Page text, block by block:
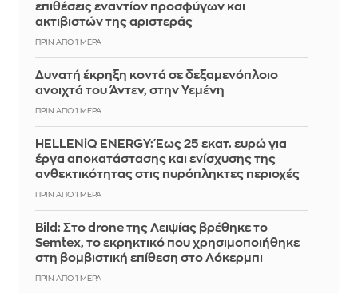
επιθέσεις εναντίον προσφύγων και
ακτιβιστών της αριστεράς
ΠΡΙΝ ΑΠΌ 1 ΜΈΡΑ
Δυνατή έκρηξη κοντά σε δεξαμενόπλοιο
ανοιχτά του Άντεν, στην Υεμένη
ΠΡΙΝ ΑΠΌ 1 ΜΈΡΑ
HELLENiQ ENERGY: Έως 25 εκατ. ευρώ για
έργα αποκατάστασης και ενίσχυσης της
ανθεκτικότητας στις πυρόπληκτες περιοχές
ΠΡΙΝ ΑΠΌ 1 ΜΈΡΑ
Bild: Στο drone της Λειψίας βρέθηκε το
Semtex, το εκρηκτικό που χρησιμοποιήθηκε
στη βομβιστική επίθεση στο Λόκερμπι
ΠΡΙΝ ΑΠΌ 1 ΜΈΡΑ